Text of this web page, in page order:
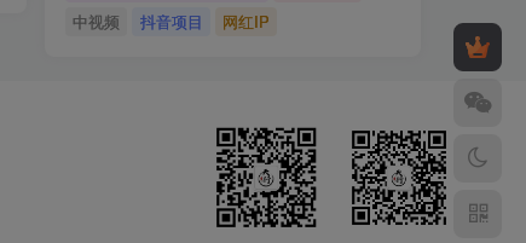
中视频
抖音项目 网红IP